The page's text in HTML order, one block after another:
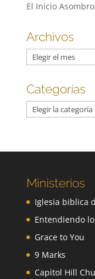
El Inicio
Archivos
Archivos
Categorías
Categorías
Ministerios
Iglesia biblica
Entendiendo
Grace to You
9 Marks
Capitol Hill